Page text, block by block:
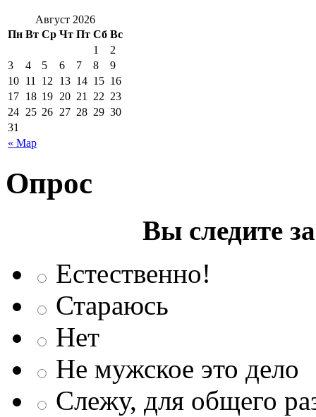
Август 2026
Пн Вт Ср Чт Пт Сб Вс
« Мар
1
2
3
4 5 6 7 8
9
10 11 12 13 14 15 16
17 18 19 20 21 22 23
24 25 26 27 28 29 30
31
Опрос
Вы следите
Естественно!
Стараюсь
Нет
Не мужское это дело
Слежу, для общего